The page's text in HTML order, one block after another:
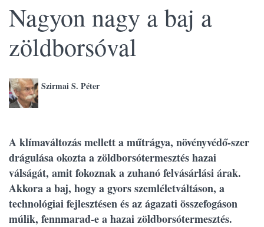
Nagyon nagy a baj a
zöldborsóval
Szirmai S. Péter
A klímaváltozás mellett a műtrágya, növényvédő-szer
drágulása okozta a zöldborsótermesztés hazai
válságát, amit fokoznak a zuhanó felvásárlási árak.
Akkora a baj, hogy a gyors szemléletváltáson, a
technológiai fejlesztésen és az ágazati összefogáson
múlik, fennmarad-e a hazai zöldborsótermesztés.